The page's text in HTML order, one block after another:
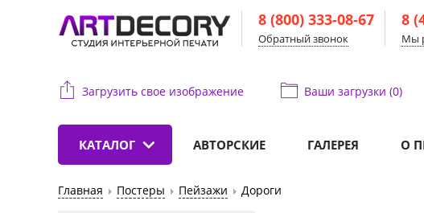
8 (800) 333-08-67
Обратный звонок
8
Мы
Загрузить свое изображение Ваши загрузки (0)
КАТАЛОГ АВТОРСКИЕ ГАЛЕРЕЯ О
Главная Постеры Пейзажи Дороги